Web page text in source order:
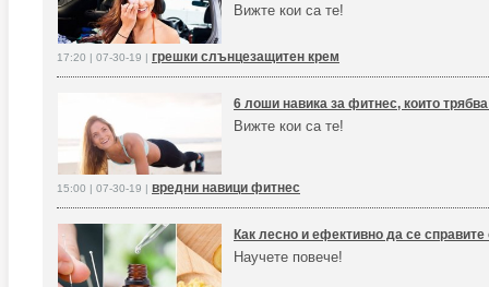
Вижте кои са те!
17:20 | 07-30-19 | грешки слънцезащитен крем
6 лоши навика за фитнес, които
Вижте кои са те!
15:00 | 07-30-19 | вредни навици фитнес
Как лесно и ефективно да се справите
Научете повече!